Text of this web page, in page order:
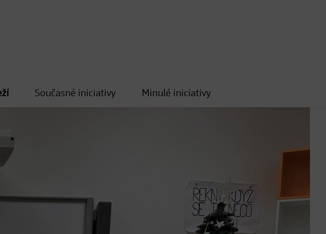
Současné iniciativy Minulé iniciativy